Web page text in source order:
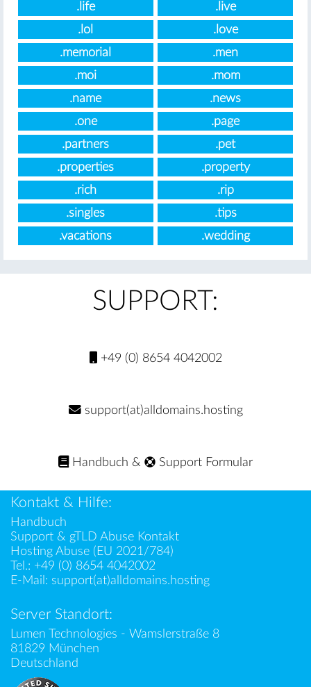
.life
.live
.lol
.love
.memorial
.men
.moi
.mom
.name
.news
.one
.page
.partners
.pet
.properties
.property
.rich
.rip
.singles
.tips
.vacations
.wedding
SUPPORT:
+49 (0) 8654 4042002
support(at)alldomains.hosting
Handbuch & Support Formular
Kontakt & Hilfe:
Handbuch
Support & gTLD Abuse Kontakt
Hosting Abuse (EU 2021/784)
Tel.: +49 (0) 8654 4042002
E-Mail: support(at)alldomains.hosting
Server Standort:
Lumen Technologies - Wamslerstraße 8
81829 München
Deutschland